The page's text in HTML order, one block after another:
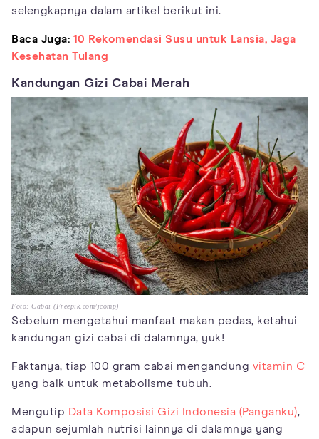
selengkapnya dalam artikel berikut ini.
Baca Juga: 10 Rekomendasi Susu untuk Lansia, Jaga
Kesehatan Tulang
Kandungan Gizi Cabai Merah
Foto: Cabai (Freepik.com/jcomp)
Sebelum mengetahui manfaat makan pedas, ketahui
kandungan gizi cabai di dalamnya, yuk!
Faktanya, tiap 100 gram cabai mengandung vitamin C
yang baik untuk metabolisme tubuh.
Mengutip Data Komposisi Gizi Indonesia (Panganku),
adapun sejumlah nutrisi lainnya di dalamnya yang